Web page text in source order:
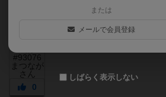
0
または
メールで会員登録
しばらく表示しない